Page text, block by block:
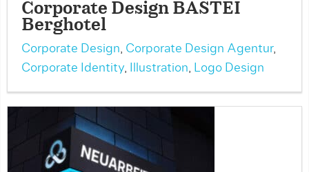
Corporate Design BASTEI
Berghotel
Corporate Design, Corporate Design Agentur,
Corporate Identity, Illustration, Logo Design